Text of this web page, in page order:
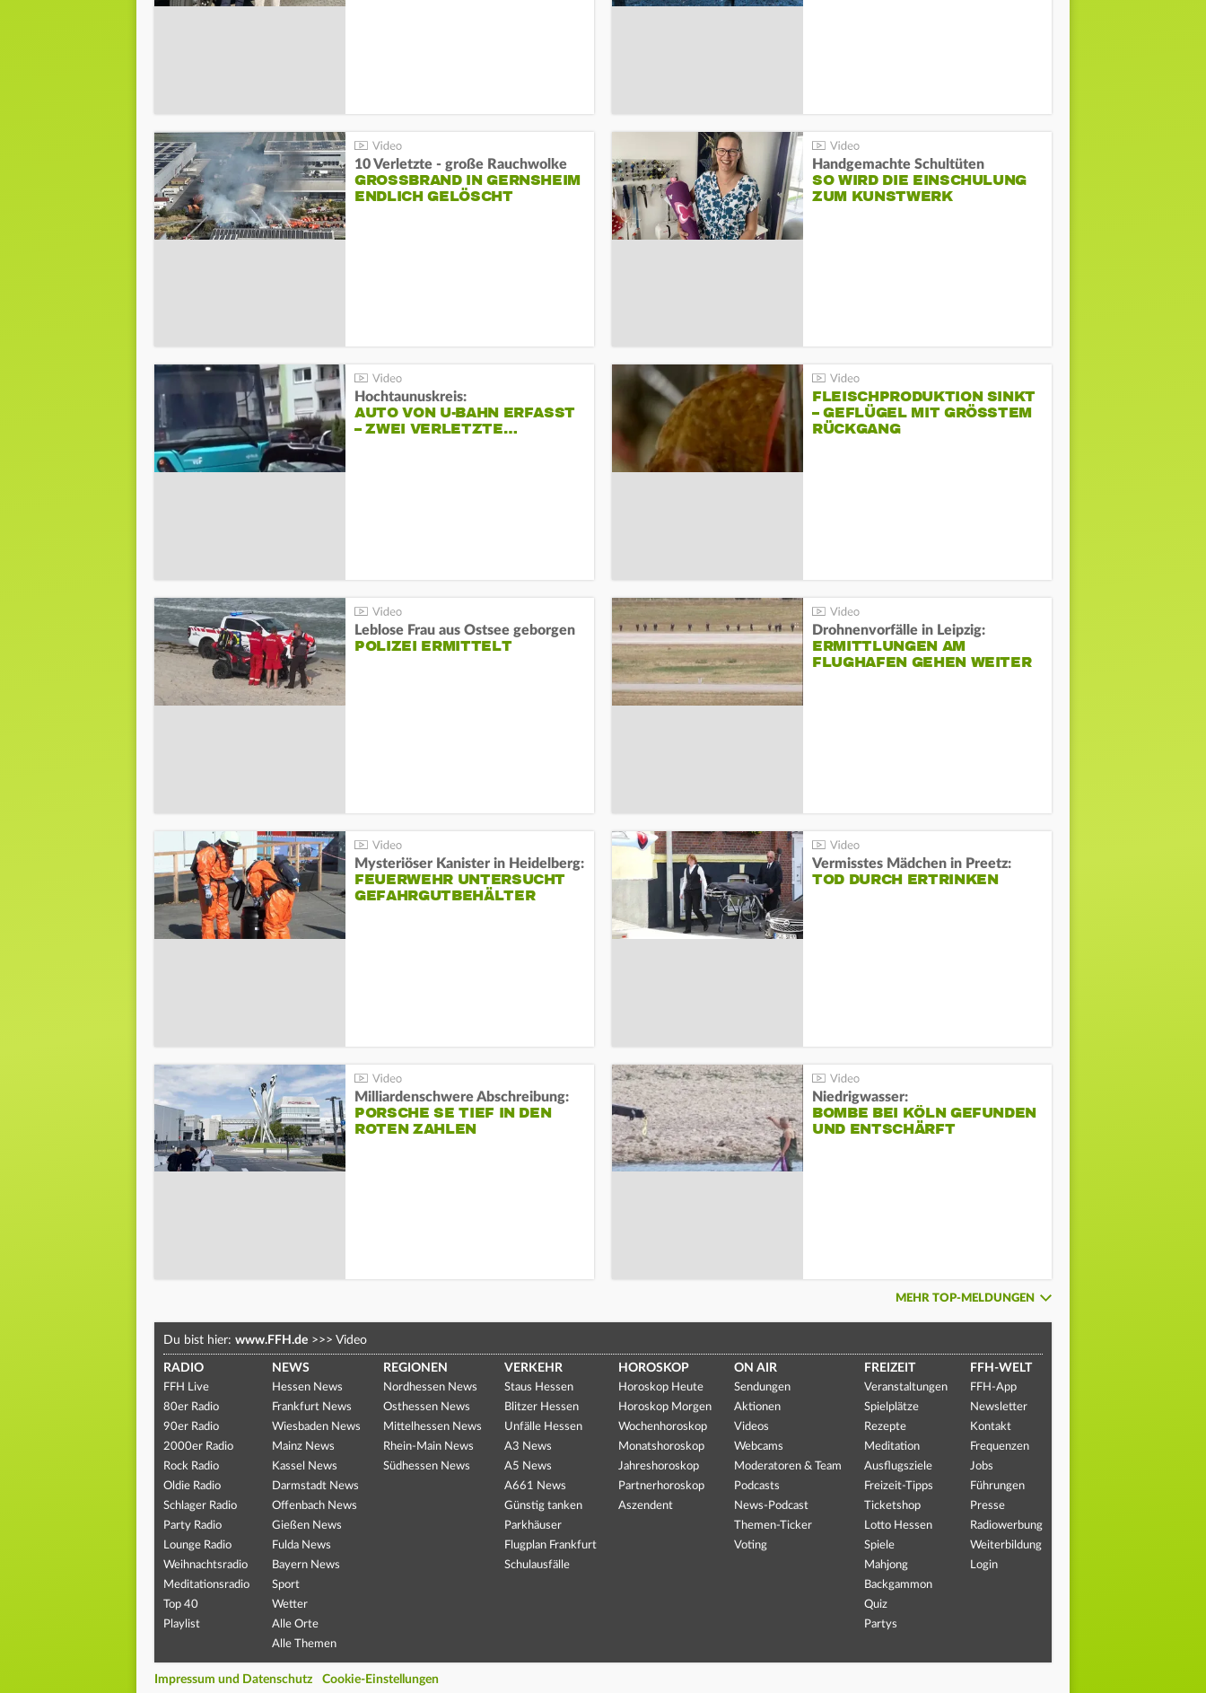
10 Verletzte - große Rauchwolke
GROSSBRAND IN GERNSHEIM E
NDLICH GELÖSCHT
Handgemachte Schultüten
SO WIRD DIE EINSCHULUNG
ZUM KUNSTWERK
Hochtaunuskreis:
AUTO VON U-BAHN ERFASST
– ZWEI VERLETZTE…
FLEISCHPRODUKTION SINKT
– GEFLÜGEL MIT GRÖSSTEM R
ÜCKGANG
Leblose Frau aus Ostsee geborgen
POLIZEI ERMITTELT
Drohnenvorfälle in Leipzig:
ERMITTLUNGEN AM
FLUGHAFEN GEHEN WEITER
Mysteriöser Kanister in Heidelberg:
FEUERWEHR UNTERSUCHT
GEFAHRGUTBEHÄLTER
Vermisstes Mädchen in Preetz:
TOD DURCH ERTRINKEN
Milliardenschwere Abschreibung:
PORSCHE SE TIEF IN DEN
ROTEN ZAHLEN
Niedrigwasser:
BOMBE BEI KÖLN GEFUNDEN
UND ENTSCHÄRFT
MEHR TOP-MELDUNGEN
Du bist hier: www.FFH.de >>> Video
RADIO
FFH Live
80er Radio
90er Radio
2000er Radio
Rock Radio
Oldie Radio
Schlager Radio
Party Radio
Lounge Radio
Weihnachtsradio
Meditationsradio
Top 40
Playlist
NEWS
Hessen News
Frankfurt News
Wiesbaden News
Mainz News
Kassel News
Darmstadt News
Offenbach News
Gießen News
Fulda News
Bayern News
Sport
Wetter
Alle Orte
Alle Themen
REGIONEN
Nordhessen News
Osthessen News
Mittelhessen News
Rhein-Main News
Südhessen News
VERKEHR
Staus Hessen
Blitzer Hessen
Unfälle Hessen
A3 News
A5 News
A661 News
Günstig tanken
Parkhäuser
Flugplan Frankfurt
Schulausfälle
HOROSKOP
Horoskop Heute
Horoskop Morgen
Wochenhoroskop
Monatshoroskop
Jahreshoroskop
Partnerhoroskop
Aszendent
ON AIR
Sendungen
Aktionen
Videos
Webcams
Moderatoren & Team
Podcasts
News-Podcast
Themen-Ticker
Voting
FREIZEIT
Veranstaltungen
Spielplätze
Rezepte
Meditation
Ausflugsziele
Freizeit-Tipps
Ticketshop
Lotto Hessen
Spiele
Mahjong
Backgammon
Quiz
Partys
FFH-WELT
FFH-App
Newsletter
Kontakt
Frequenzen
Jobs
Führungen
Presse
Radiowerbung
Weiterbildung
Login
Impressum und Datenschutz Cookie-Einstellungen